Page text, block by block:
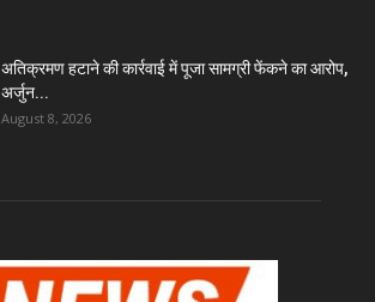
अतिक्रमण हटाने की कार्रवाई में पूजा सामग्री फेंकने का आरोप,
अर्जुन...
August 8, 2026